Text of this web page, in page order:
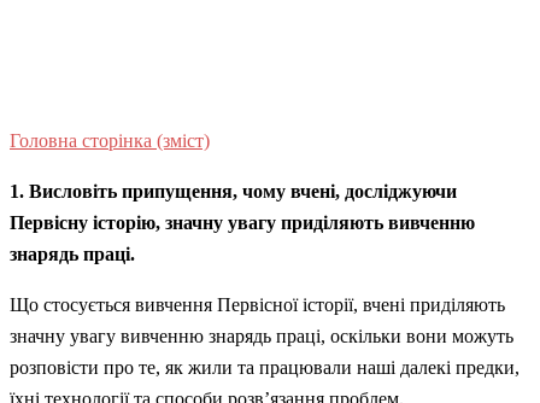
Головна сторінка (зміст)
1. Висловіть припущення, чому вчені, досліджуючи
Первісну історію, значну увагу приділяють вивченню
знарядь праці.
Що стосується вивчення Первісної історії, вчені приділяють
значну увагу вивченню знарядь праці, оскільки вони можуть
розповісти про те, як жили та працювали наші далекі предки,
їхні технології та способи розв’язання проблем.